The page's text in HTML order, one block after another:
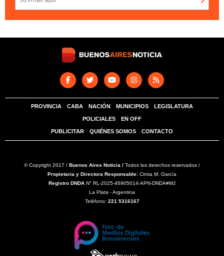
PROVINCIA CABA NACIÓN MUNICIPIOS LEGISLATURA
POLICIALES EN OFF
PUBLICITAR QUIÉNES SOMOS CONTACTO
© Copyright 2017 / Buenos Aires Noticia / Todos los derechos reservados /
Propietaria y Directora Responsable: Cintia M. García
Registro DNDA N° RL-2025-46905014-APN-DNDA#MJ
La Plata - Argentina
Teléfono: 221 5316167